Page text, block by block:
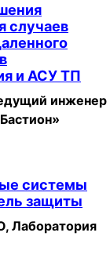
случаев
и АСУ ТП
инженер
системы
защиты
Лаборатория